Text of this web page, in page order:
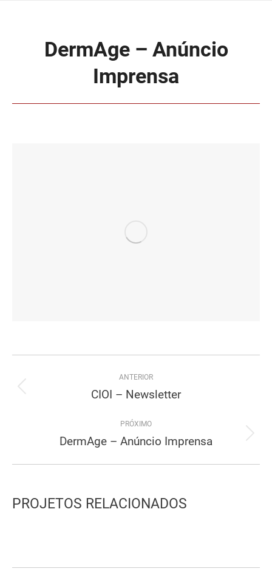
DermAge – Anúncio
Imprensa
navigation
ANTERIOR
Previous
CIOI – Newsletter
PRÓXIMO
Next
DermAge – Anúncio Imprensa
PROJETOS RELACIONADOS